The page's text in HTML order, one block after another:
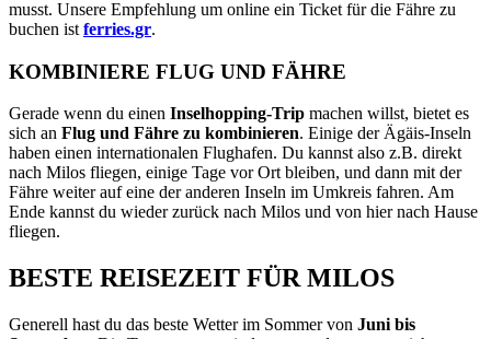
musst. Unsere Empfehlung um online ein Ticket für die Fähre zu
buchen ist ferries.gr.
KOMBINIERE FLUG UND FÄHRE
Gerade wenn du einen Inselhopping-Trip machen willst, bietet es
sich an Flug und Fähre zu kombinieren. Einige der Ägäis-Inseln
haben einen internationalen Flughafen. Du kannst also z.B. direkt
nach Milos fliegen, einige Tage vor Ort bleiben, und dann mit der
Fähre weiter auf eine der anderen Inseln im Umkreis fahren. Am
Ende kannst du wieder zurück nach Milos und von hier nach Hause
fliegen.
BESTE REISEZEIT FÜR MILOS
Generell hast du das beste Wetter im Sommer von Juni bis